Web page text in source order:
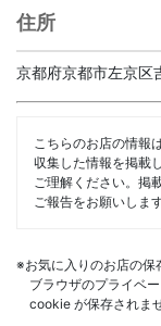
住所
京都府京都市左京区
こちらのお店の情報
収集した情報を掲載
ご理解ください。掲
ご報告をお願いします
※お気に入りのお店の保
ブラウザのプライベ
cookie が保存されま